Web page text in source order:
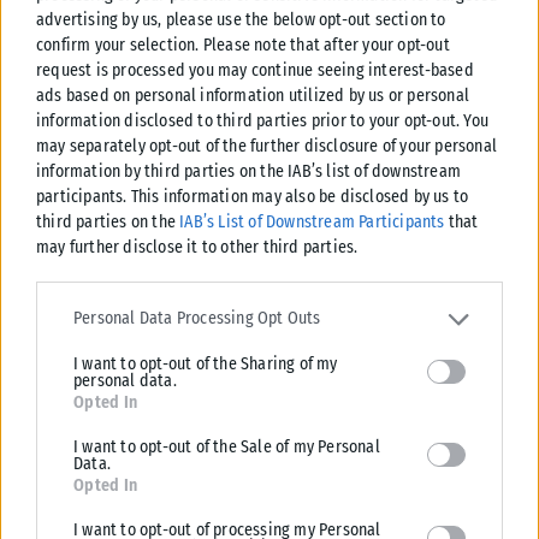
advertising by us, please use the below opt-out section to
confirm your selection. Please note that after your opt-out
request is processed you may continue seeing interest-based
ads based on personal information utilized by us or personal
information disclosed to third parties prior to your opt-out. You
may separately opt-out of the further disclosure of your personal
information by third parties on the IAB’s list of downstream
participants. This information may also be disclosed by us to
third parties on the IAB’s List of Downstream Participants that
may further disclose it to other third parties.
Please note that this website/app uses one or more Google
services and may gather and store information including but not
deny consent to Google and its third-party tags to use your data
for below specified purposes in below Google consent section.
Personal Data Processing Opt Outs
I want to opt-out of the Sharing of my
personal data.
Opted In
I want to opt-out of the Sale of my Personal
Data.
Opted In
I want to opt-out of processing my Personal
αυτοδύναμη κυβέρνηση που χρειάζεται ο τόπος για να
αλλάξει όσα κακώς κείμενα υπάρχουν.
Μπορούμε πολύ εύκολα να φανταστούμε πώς μία άλλη
κυβέρνηση όλα αυτά τα οποία πετύχαμε θα τα ανέστρεφε
και θα γυρνούσαμε πίσω σε εποχές που θέλουμε να
ξεχάσουμε μια και καλή. Οφείλουμε να μην το επιτρέψουμε.
Αυτοδύναμη Ελλάδα ισοδυναμεί με αυτοδύναμη Νέα
τη δική σας βοήθεια και τη δική σας στήριξη.
ΑΠΟ ΤΗΝ ΕΝΤΥΠΗ ΕΚΔΟΣΗ ΤΗΣ ΕΦΗΜΕΡΙΔΑΣ KARFITSA